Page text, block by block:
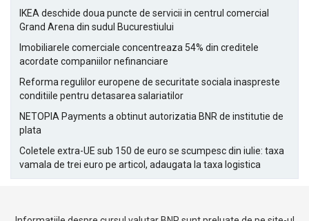
IKEA deschide doua puncte de servicii in centrul comercial
Grand Arena din sudul Bucurestiului
Imobiliarele comerciale concentreaza 54% din creditele
acordate companiilor nefinanciare
Reforma regulilor europene de securitate sociala inaspreste
conditiile pentru detasarea salariatilor
NETOPIA Payments a obtinut autorizatia BNR de institutie de
plata
Coletele extra-UE sub 150 de euro se scumpesc din iulie: taxa
vamala de trei euro pe articol, adaugata la taxa logistica